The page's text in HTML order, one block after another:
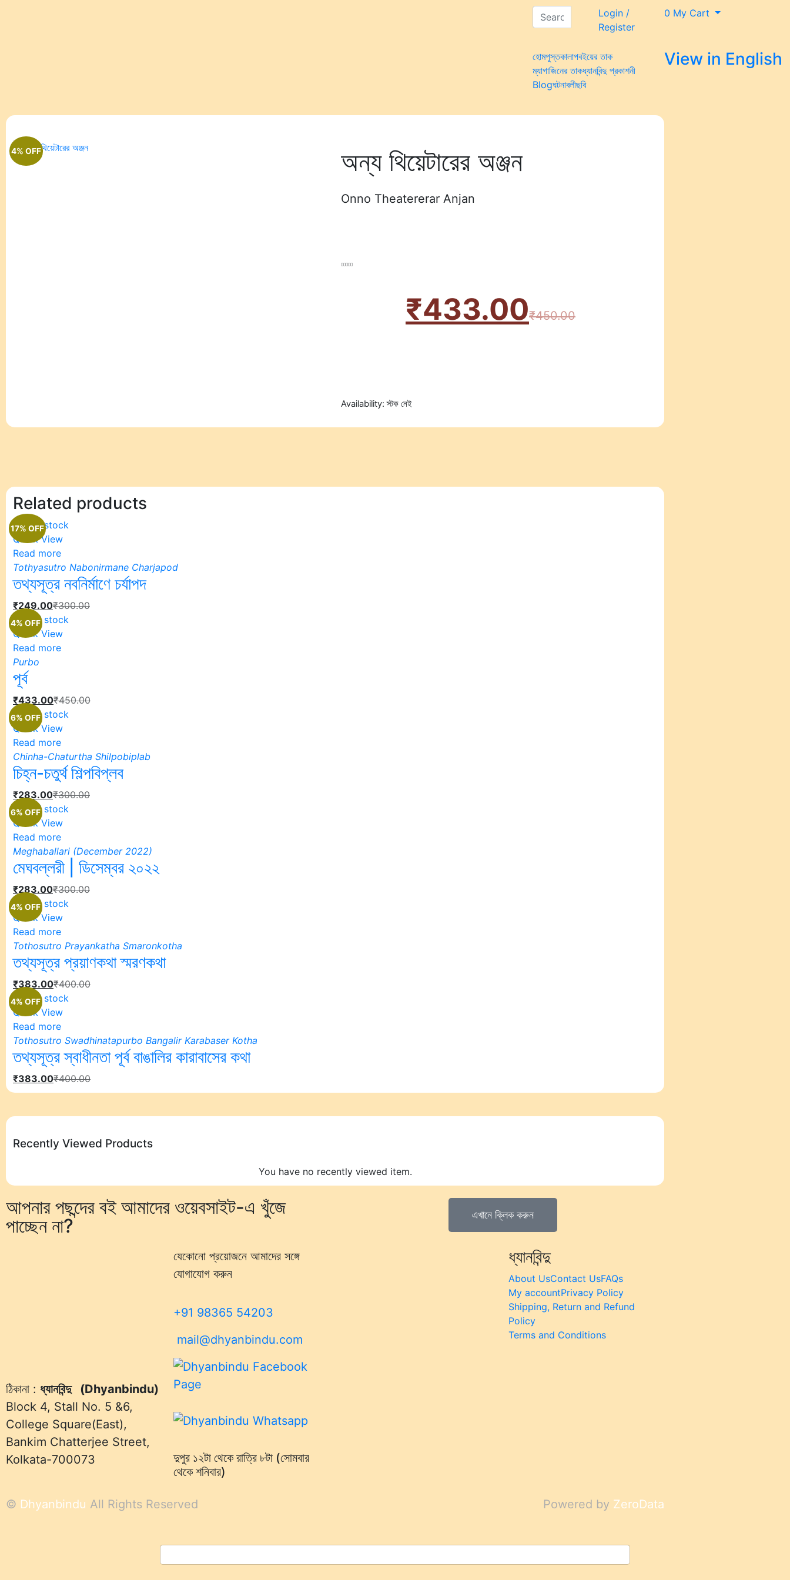
Login /
Register
0 My Cart
হোমপুস্তকালাপবইয়ের তাক
ম্যাগাজিনের তাকধ্যানবিন্দু প্রকাশনী
Blogঘটনাবলীছবি
View in English
4% OFF অন্য থিয়েটারের অঞ্জন
Onno Theatererar Anjan
₹433.00₹450.00
Availability:স্টক নেই
Related products
Out of stock
Quick View
Read more
17% OFF
Tothyasutro Nabonirmane Charjapod
তথ্যসূত্র নবনির্মাণে চর্যাপদ
₹249.00₹300.00
Out of stock
Quick View
Read more
4% OFF
Purbo
পূর্ব
₹433.00₹450.00
Out of stock
Quick View
Read more
6% OFF
Chinha-Chaturtha Shilpobiplab
চিহ্ন-চতুর্থ শিল্পবিপ্লব
₹283.00₹300.00
Out of stock
Quick View
Read more
6% OFF
Meghaballari (December 2022)
মেঘবল্লরী | ডিসেম্বর ২০২২
₹283.00₹300.00
Out of stock
Quick View
Read more
4% OFF
Tothosutro Prayankatha Smaronkotha
তথ্যসূত্র প্রয়াণকথা স্মরণকথা
₹383.00₹400.00
Out of stock
Quick View
Read more
4% OFF
Tothosutro Swadhinatapurbo Bangalir Karabaser Kotha
তথ্যসূত্র স্বাধীনতা পূর্ব বাঙালির কারাবাসের কথা
₹383.00₹400.00
Recently Viewed Products
You have no recently viewed item.
আপনার পছন্দের বই আমাদের ওয়েবসাইট-এ খুঁজে
পাচ্ছেন না?
এখানে ক্লিক করুন
ঠিকানা : ধ্যানবিন্দু (Dhyanbindu)
Block 4, Stall No. 5 &6,
College Square(East),
Bankim Chatterjee Street,
Kolkata-700073
যেকোনো প্রয়োজনে আমাদের সঙ্গে
যোগাযোগ করুন
+91 98365 54203
mail@dhyanbindu.com
দুপুর ১২টা থেকে রাত্রি ৮টা (সোমবার
থেকে শনিবার)
ধ্যানবিন্দু
About UsContact UsFAQs
My accountPrivacy Policy
Shipping, Return and Refund
Policy
Terms and Conditions
© Dhyanbindu All Rights Reserved Powered by ZeroData